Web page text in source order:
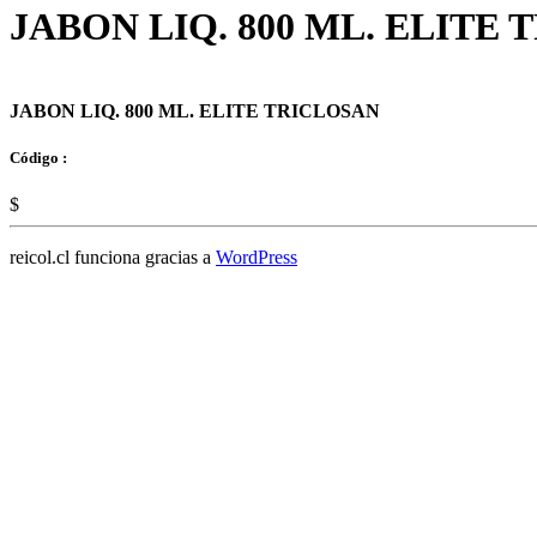
JABON LIQ. 800 ML. ELITE
JABON LIQ. 800 ML. ELITE TRICLOSAN
Código :
$
reicol.cl funciona gracias a WordPress